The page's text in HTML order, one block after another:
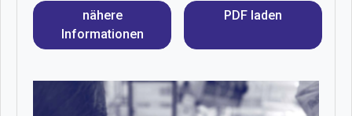
nähere
Informationen
PDF laden